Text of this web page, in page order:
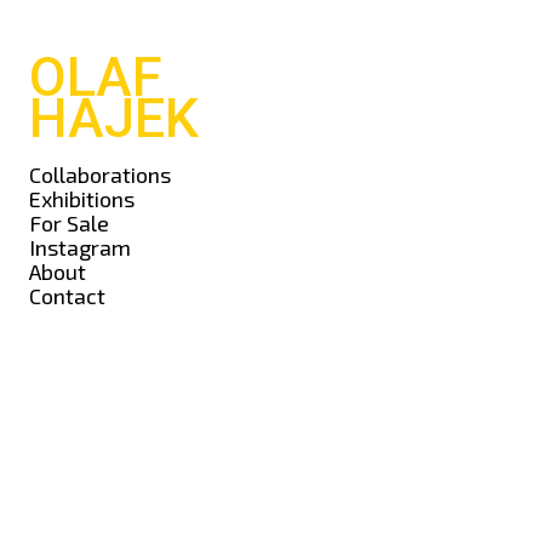
OLAF
HAJEK
Collaborations
Exhibitions
For Sale
Instagram
About
Contact